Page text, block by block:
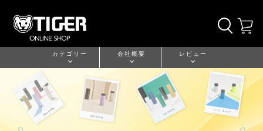
カテゴリー 会社概要 レビュー